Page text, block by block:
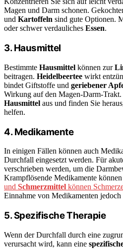
Magen und Darm schonen.
und Kartoffeln sind gute Optionen.
oder schwer verdauliches Essen.
3. Hausmittel
Bestimmte Hausmittel können zur
beitragen. Heidelbeertee wirkt
bindet Giftstoffe und geriebener
Wirkung auf den Magen-Darm-Trakt.
Hausmittel aus und finden Sie
helfen.
4. Medikamente
In einigen Fällen können auch
Durchfall eingesetzt werden. Für
verschrieben werden, um die
Krampflösende Medikamente können
und Schmerzmittel können
Einnahme von Medikamenten
5. Spezifische Therapie
Wenn der Durchfall durch eine
verursacht wird, kann eine